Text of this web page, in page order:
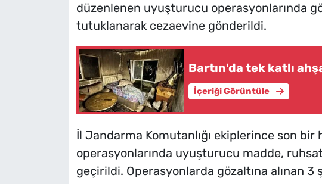
düzenlenen uyuşturucu operasyonlarında
tutuklanarak cezaevine gönderildi.
Bartın'da tek katlı
İçeriği Görüntüle
İl Jandarma Komutanlığı ekiplerince son
operasyonlarında uyuşturucu madde,
geçirildi. Operasyonlarda gözaltına alınan